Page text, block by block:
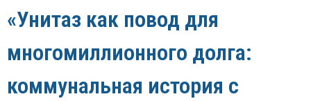
«Унитаз как повод для
многомиллионного долга:
коммунальная история с